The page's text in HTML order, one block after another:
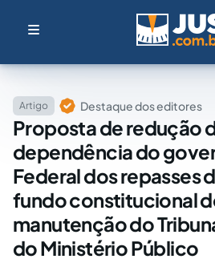
Artigo Destaque dos editores
Proposta de redução
dependência do
Federal dos repasses
fundo constitucional
manutenção do
do Ministério Público